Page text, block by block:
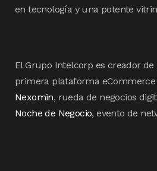
en tecnología y una potente
El Grupo Intelcorp es creador de
primera plataforma
Nexomin, rueda de negocios
Noche de Negocio, evento de